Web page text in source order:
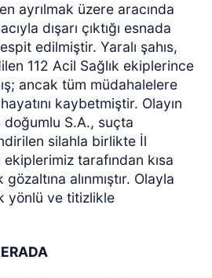
ayrılmak üzere aracında
dışarı çıktığı esnada
edilmiştir. Yaralı şahıs,
112 Acil Sağlık ekiplerince
ancak tüm müdahalelere
kaybetmiştir. Olayın
S.A., suçta
silahla birlikte İl
tarafından kısa
alınmıştır. Olayla
yönlü ve titizlikle